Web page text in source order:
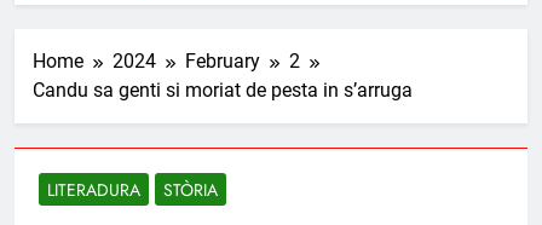
Home 2024 February
2
Candu sa genti si moriat de pesta in s’arruga
LITERADURA STÒRIA